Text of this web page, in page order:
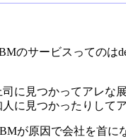
のサービスってのは
に見つかってアレ
に見つかったりして
が原因で会社を首に